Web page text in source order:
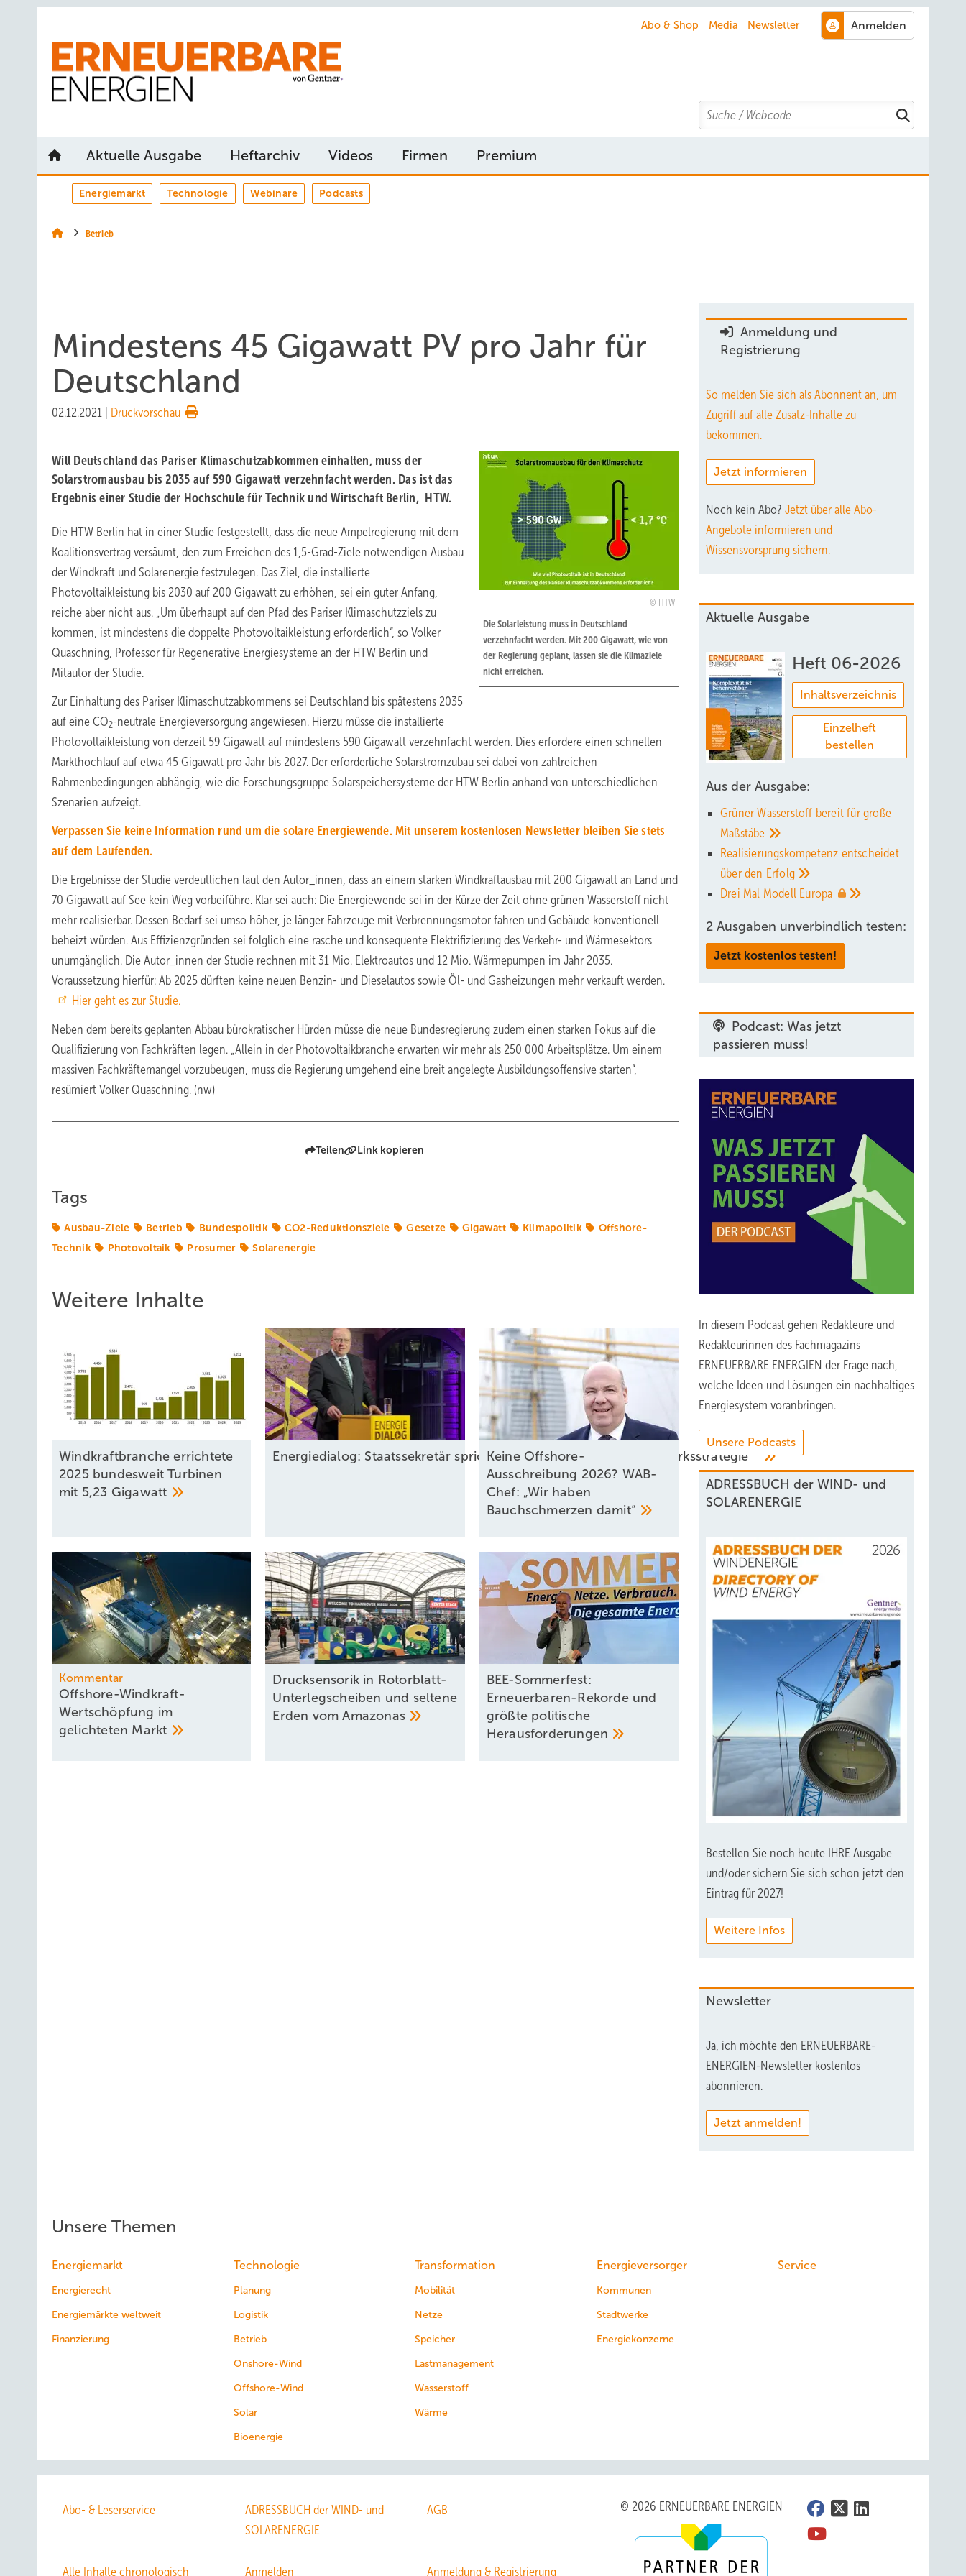
Abo & Shop Media Newsletter
Search
Aktuelle Ausgabe Heftarchiv Videos Firmen Premium
Energiemarkt Technologie Webinare Podcasts
Betrieb
Mindestens 45 Gigawatt PV pro Jahr für
Deutschland
02.12.2021 Druckvorschau
HTW
Die Solarleistung muss in Deutschland
verzehnfacht werden. Mit 200 Gigawatt, wie von
der Regierung geplant, lassen sie die Klimaziele
nicht erreichen.
Will Deutschland das Pariser Klimaschutzabkommen einhalten, muss der
Solarstromausbau bis 2035 auf 590 Gigawatt verzehnfacht werden. Das ist das
Ergebnis einer Studie der Hochschule für Technik und Wirtschaft Berlin, HTW.
Die HTW Berlin hat in einer Studie festgestellt, dass die neue Ampelregierung mit dem
Koalitionsvertrag versäumt, den zum Erreichen des 1,5-Grad-Ziele notwendigen Ausbau
der Windkraft und Solarenergie festzulegen. Das Ziel, die installierte
Photovoltaikleistung bis 2030 auf 200 Gigawatt zu erhöhen, sei ein guter Anfang,
reiche aber nicht aus. „Um überhaupt auf den Pfad des Pariser Klimaschutzziels zu
kommen, ist mindestens die doppelte Photovoltaikleistung erforderlich“, so Volker
Quaschning, Professor für Regenerative Energiesysteme an der HTW Berlin und
Mitautor der Studie.
Zur Einhaltung des Pariser Klimaschutzabkommens sei Deutschland bis spätestens 2035
auf eine CO2-neutrale Energieversorgung angewiesen. Hierzu müsse die installierte
Photovoltaikleistung von derzeit 59 Gigawatt auf mindestens 590 Gigawatt verzehnfacht werden. Dies erfordere einen schnellen
Markthochlauf auf etwa 45 Gigawatt pro Jahr bis 2027. Der erforderliche Solarstromzubau sei dabei von zahlreichen
Rahmenbedingungen abhängig, wie die Forschungsgruppe Solarspeichersysteme der HTW Berlin anhand von unterschiedlichen
Szenarien aufzeigt.
Verpassen Sie keine Information rund um die solare Energiewende. Mit unserem kostenlosen Newsletter bleiben Sie stets
auf dem Laufenden.
Die Ergebnisse der Studie verdeutlichen laut den Autor_innen, dass an einem starken Windkraftausbau mit 200 Gigawatt an Land und
70 Gigawatt auf See kein Weg vorbeiführe. Klar sei auch: Die Energiewende sei in der Kürze der Zeit ohne grünen Wasserstoff nicht
mehr realisierbar. Dessen Bedarf sei umso höher, je länger Fahrzeuge mit Verbrennungsmotor fahren und Gebäude konventionell
beheizt würden. Aus Effizienzgründen sei folglich eine rasche und konsequente Elektrifizierung des Verkehr- und Wärmesektors
unumgänglich. Die Autor_innen der Studie rechnen mit 31 Mio. Elektroautos und 12 Mio. Wärmepumpen im Jahr 2035.
Voraussetzung hierfür: Ab 2025 dürften keine neuen Benzin- und Dieselautos sowie Öl- und Gasheizungen mehr verkauft werden.
Hier geht es zur Studie.
Neben dem bereits geplanten Abbau bürokratischer Hürden müsse die neue Bundesregierung zudem einen starken Fokus auf die
Qualifizierung von Fachkräften legen. „Allein in der Photovoltaikbranche erwarten wir mehr als 250 000 Arbeitsplätze. Um einem
massiven Fachkräftemangel vorzubeugen, muss die Regierung umgehend eine breit angelegte Ausbildungsoffensive starten“,
resümiert Volker Quaschning. (nw)
Teilen Link kopieren
Tags
Ausbau-Ziele Betrieb Bundespolitik CO2-Reduktionsziele Gesetze Gigawatt Klimapolitik
Offshore-
Technik
Photovoltaik Prosumer Solarenergie
Weitere Inhalte
Windkraftbranche errichtete
2025 bundesweit Turbinen
mit 5,23 Gigawatt
Energiedialog: Staatssekretär spricht über EEG-Pläne und Kraftwerksstrategie
Keine Offshore-
Ausschreibung 2026? WAB-
Chef: „Wir haben
Bauchschmerzen damit“
Kommentar
Offshore-Windkraft-
Wertschöpfung im
gelichteten Markt
Drucksensorik in Rotorblatt-
Unterlegscheiben und seltene
Erden vomAmazonas
BEE-Sommerfest:
Erneuerbaren-Rekorde und
größte politische
Herausforderungen
Anmeldung und
Registrierung
So melden Sie sich als Abonnent an, um
Zugriff auf alle Zusatz-Inhalte zu
bekommen.
Jetzt informieren
Noch kein Abo? Jetzt über alle Abo-
Angebote informieren und
Wissensvorsprung sichern.
Aktuelle Ausgabe
Heft 06-2026
Inhaltsverzeichnis
Einzelheft
bestellen
Aus der Ausgabe:
Grüner Wasserstoff bereit für große
Maßstäbe
Realisierungskompetenz entscheidet
über den Erfolg
Drei Mal Modell Europa
2 Ausgaben unverbindlich testen:
Jetzt kostenlos testen!
Podcast: Was jetzt
passieren muss!
In diesem Podcast gehen Redakteure und
Redakteurinnen des Fachmagazins
ERNEUERBARE ENERGIEN der Frage nach,
welche Ideen und Lösungen ein nachhaltiges
Energiesystem voranbringen.
Unsere Podcasts
ADRESSBUCH der WIND- und
SOLARENERGIE
Bestellen Sie noch heute IHRE Ausgabe
und/oder sichern Sie sich schon jetzt den
Eintrag für 2027!
Weitere Infos
Newsletter
Ja, ich möchte den ERNEUERBARE-
ENERGIEN-Newsletter kostenlos
abonnieren.
Jetzt anmelden!
Unsere Themen
Energiemarkt
Energierecht
Energiemärkte weltweit
Finanzierung
Technologie
Planung
Logistik
Betrieb
Onshore-Wind
Offshore-Wind
Solar
Bioenergie
Transformation
Mobilität
Netze
Speicher
Lastmanagement
Wasserstoff
Wärme
Energieversorger
Kommunen
Stadtwerke
Energiekonzerne
Service
Abo- & Leserservice
ADRESSBUCH der WIND- und
SOLARENERGIE
AGB
Alle Inhalte chronologisch Anmelden Anmeldung & Registrierung
© 2026 ERNEUERBARE ENERGIEN